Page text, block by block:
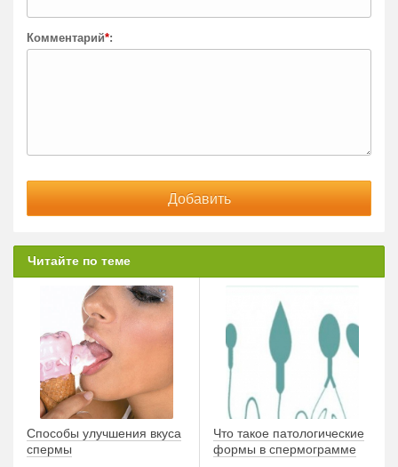
Комментарий*:
Способы улучшения вкуса
спермы
Что такое патологические
формы в спермограмме